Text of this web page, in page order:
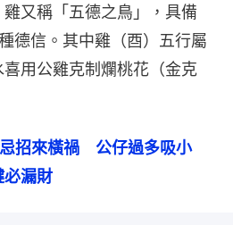
又稱「五德之鳥」，具備
德信。其中雞（酉）五行屬
用公雞克制爛桃花（金克
招來橫禍　公仔過多吸小
必漏財